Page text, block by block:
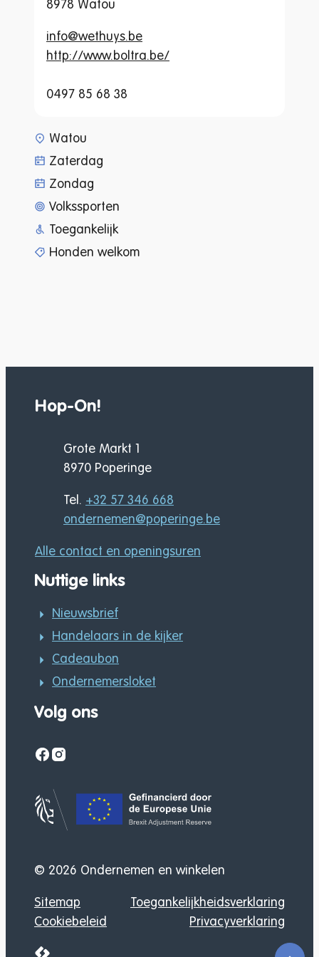
8978 Watou
info@wethuys.be
http://www.boltra.be/
0497 85 68 38
www-page-content-item-
Watou
Zaterdag
Zondag
Volkssporten
Toegankelijk
Honden welkom
Hop-On!
AdresGrote Markt 1
,8970 Poperinge
+32 57 346 668
E-mailondernemen@poperinge.be
Alle contact en openingsuren
Nuttige links
Nieuwsbrief
Handelaars in de kijker
Cadeaubon
Ondernemersloket
Volg ons
Facebook
Instagram
© 2026 Ondernemen en winkelen
Sitemap
Toegankelijkheidsverklaring
Cookiebeleid
Privacyverklaring
LCP nv 2026 ©